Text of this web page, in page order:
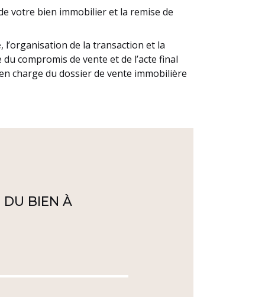
votre bien immobilier et la remise de
, l’organisation de la transaction et la
compromis de vente et de l’acte final
charge du dossier de vente immobilière
DU BIEN À